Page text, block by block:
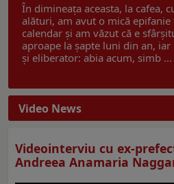
În dimineața aceasta, la cafea,
alături, am avut o mică
calendar și am văzut că e
aproape la șapte luni din an,
și eliberator: abia acum, simb ...
Video News
Videointerviu cu ex-
Andreea Anamaria